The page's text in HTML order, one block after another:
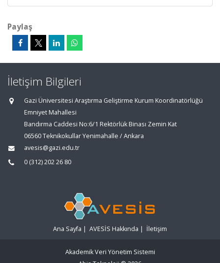
Paylaş
İletişim Bilgileri
Gazi Üniversitesi Araştırma Geliştirme Kurum Koordinatörlüğü
Emniyet Mahallesi
Bandırma Caddesi No:6/1 Rektörlük Binası Zemin Kat
06560 Teknikokullar Yenimahalle / Ankara
avesis@gazi.edu.tr
0 (312) 202 26 80
Ana Sayfa | AVESİS Hakkında | İletişim
Akademik Veri Yönetim Sistemi